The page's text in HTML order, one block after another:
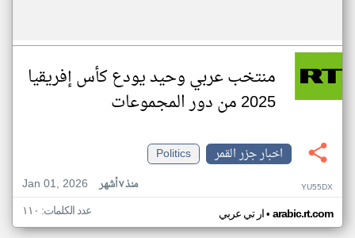
منتخب عربي وحيد يودع كأس إفريقيا
2025 من دور المجموعات
اخبار جزر القمر
Politics
Jan 01, 2026
منذ ٧ أشهر YU55DX
ار تي عربي• arabic.rt.com عدد الكلمات: ١١٠